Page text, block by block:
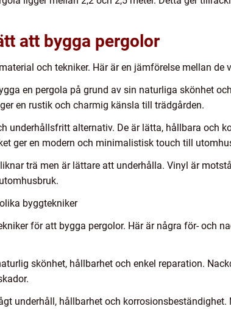
att bygga pergolor
och tekniker. Här är en jämförelse mellan de
en pergola på grund av sin naturliga skönhet
en rustik och charmig känsla till trädgården.
underhållsfritt alternativ. De är lätta, hållbara och
ger en modern och minimalistisk touch till
trä men är lättare att underhålla. Vinyl är
byggtekniker
för att bygga pergolor. Här är några för- och
skönhet, hållbarhet och enkel reparation.
underhåll, hållbarhet och korrosionsbeständighet.